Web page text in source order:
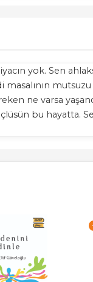
yok. Sen
ne varsa
bu hayatta.